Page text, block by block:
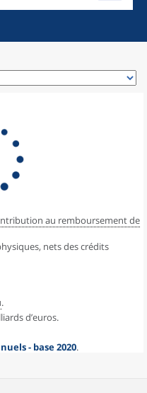
au remboursement de
nets des crédits
.
d’euros.
- base 2020.